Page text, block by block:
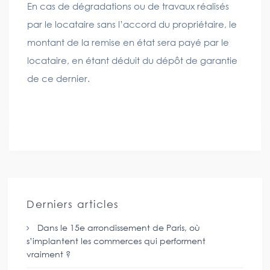
En cas de dégradations ou de travaux réalisés
par le locataire sans l’accord du propriétaire, le
montant de la remise en état sera payé par le
locataire, en étant déduit du dépôt de garantie
de ce dernier.
Derniers articles
Dans le 15e arrondissement de Paris, où
s’implantent les commerces qui performent
vraiment ?